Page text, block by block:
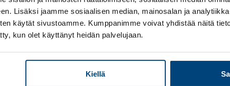
Lisäksi jaamme sosiaalisen median, mainosalan ja
käytät sivustoamme. Kumppanimme voivat yhdistää näitä
kun olet käyttänyt heidän palvelujaan.
Kiellä
ja